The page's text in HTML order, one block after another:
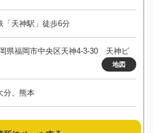
「天神駅」徒歩6分
県福岡市中央区天神4-3-30 天神ビ
地図
分、熊本